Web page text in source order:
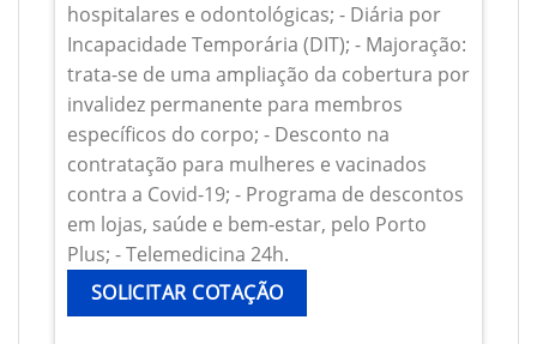
hospitalares e odontológicas; - Diária por
Incapacidade Temporária (DIT); - Majoração:
trata-se de uma ampliação da cobertura por
invalidez permanente para membros
específicos do corpo; - Desconto na
contratação para mulheres e vacinados
contra a Covid-19; - Programa de descontos
em lojas, saúde e bem-estar, pelo Porto
Plus; - Telemedicina 24h.
SOLICITAR COTAÇÃO